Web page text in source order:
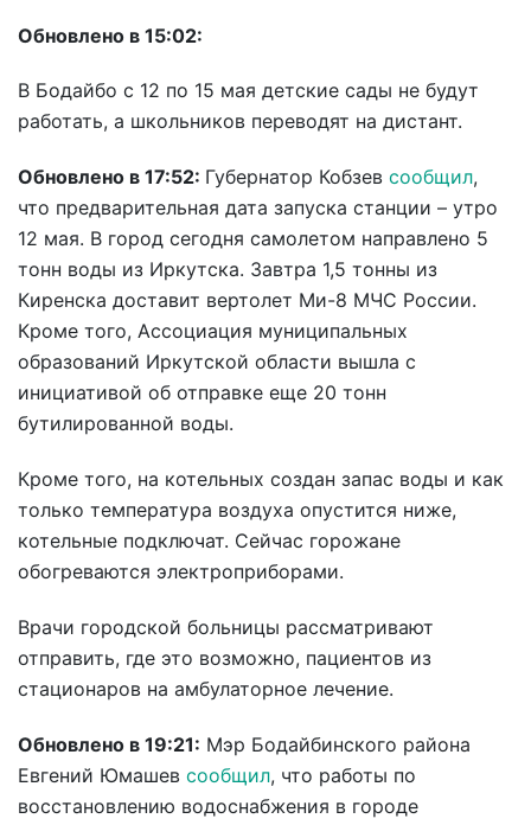
Обновлено в 15:02:
В Бодайбо с 12 по 15 мая детские сады не будут
работать, а школьников переводят на дистант.
Обновлено в 17:52: Губернатор Кобзев сообщил,
что предварительная дата запуска станции – утро
12 мая. В город сегодня самолетом направлено 5
тонн воды из Иркутска. Завтра 1,5 тонны из
Киренска доставит вертолет Ми-8 МЧС России.
Кроме того, Ассоциация муниципальных
образований Иркутской области вышла с
инициативой об отправке еще 20 тонн
бутилированной воды.
Кроме того, на котельных создан запас воды и как
только температура воздуха опустится ниже,
котельные подключат. Сейчас горожане
обогреваются электроприборами.
Врачи городской больницы рассматривают
отправить, где это возможно, пациентов из
стационаров на амбулаторное лечение.
Обновлено в 19:21: Мэр Бодайбинского района
Евгений Юмашев сообщил, что работы по
восстановлению водоснабжения в городе